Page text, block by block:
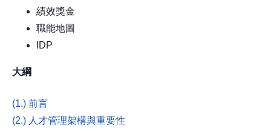
績效獎金
職能地圖
IDP
大綱
(1.) 前言
(2.) 人才管理架構與重要性